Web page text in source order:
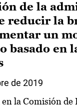
de la
reducir la
un
basado en
de 2019
la Comisión de